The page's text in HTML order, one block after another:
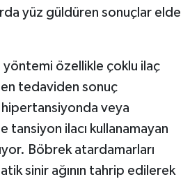
yüz güldüren sonuçlar elde
yöntemi özellikle çoklu ilaç
tedaviden sonuç
hipertansiyonda veya
tansiyon ilacı kullanamayan
Böbrek atardamarları
sinir ağının tahrip edilerek